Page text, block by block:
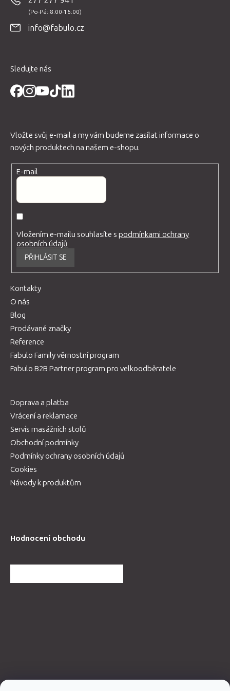
info@fabulo.cz
Sledujte nás
Vložte svůj e-mail a my vám budeme zasílat informace o
nových produktech na našem e-shopu.
E-mail
Vložením e-mailu souhlasíte spodmínkami ochrany
osobních údajů
PŘIHLÁSIT SE
Kontakty
O nás
Blog
Prodávané značky
Reference
Fabulo Family věrnostní program
Fabulo B2B Partner program pro velkoodběratele
Doprava a platba
Vrácení a reklamace
Servis masážních stolů
Obchodní podmínky
Podmínky ochrany osobních údajů
Cookies
Návody k produktům
Hodnocení obchodu